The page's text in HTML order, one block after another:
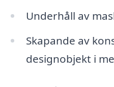
Underhåll av
Skapande av
designobjekt i